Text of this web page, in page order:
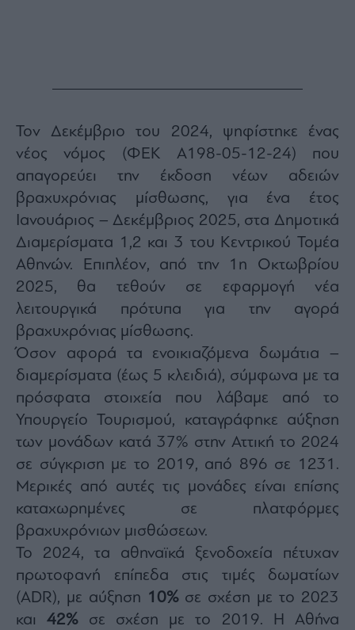
Τον Δεκέμβριο του 2024, ψηφίστηκε ένας
νέος νόμος (ΦΕΚ A198-05-12-24) που
απαγορεύει την έκδοση νέων αδειών
βραχυχρόνιας μίσθωσης, για ένα έτος
Ιανουάριος – Δεκέμβριος 2025, στα Δημοτικά
Διαμερίσματα 1,2 και 3 του Κεντρικού Τομέα
Αθηνών. Επιπλέον, από την 1η Οκτωβρίου
2025, θα τεθούν σε εφαρμογή νέα
λειτουργικά πρότυπα για την αγορά
βραχυχρόνιας μίσθωσης.
Όσον αφορά τα ενοικιαζόμενα δωμάτια –
διαμερίσματα (έως 5 κλειδιά), σύμφωνα με τα
πρόσφατα στοιχεία που λάβαμε από το
Υπουργείο Τουρισμού, καταγράφηκε αύξηση
των μονάδων κατά 37% στην Αττική το 2024
σε σύγκριση με το 2019, από 896 σε 1231.
Μερικές από αυτές τις μονάδες είναι επίσης
καταχωρημένες σε πλατφόρμες
βραχυχρόνιων μισθώσεων.
Το 2024, τα αθηναϊκά ξενοδοχεία πέτυχαν
πρωτοφανή επίπεδα στις τιμές δωματίων
(ADR), με αύξηση 10%σε σχέση με το 2023
και42%σε σχέση με το 2019. Η Αθήνα